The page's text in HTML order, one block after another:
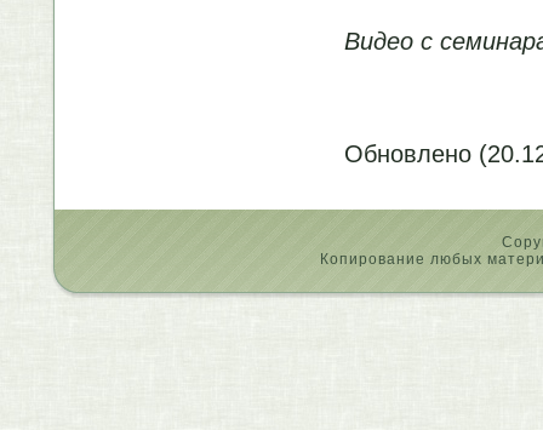
Видео с
Обновлено
Копирование любых